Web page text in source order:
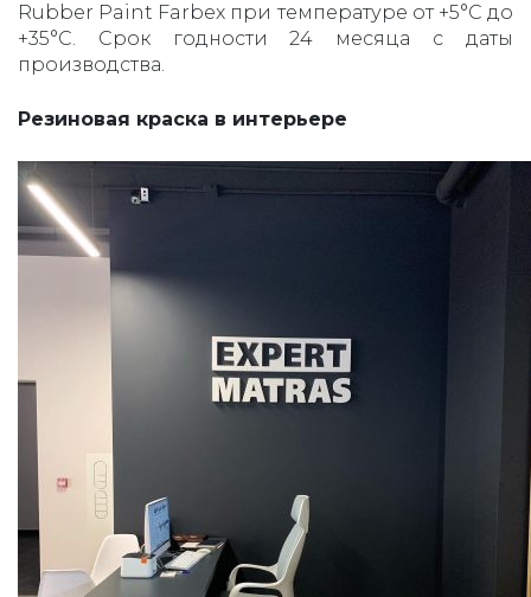
Rubber Paint Farbex при температуре от +5°С до
+35°С. Срок годности 24 месяца с даты
производства.
Резиновая краска в интерьере